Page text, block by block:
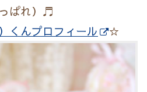
っぱれ）♬
くんプロフィール ☆